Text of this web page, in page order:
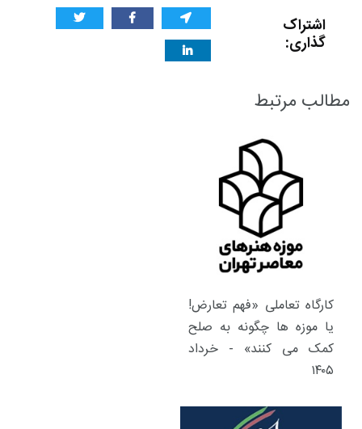
اشتراک
گذاری:
مطالب مرتبط
کارگاه تعاملی «فهم تعارض!
یا موزه ها چگونه به صلح
کمک می کنند» - خرداد
۱۴۰۵